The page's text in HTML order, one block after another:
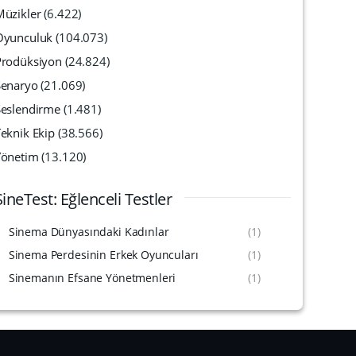
(6.422)
(104.073)
(24.824)
(21.069)
(1.481)
Ekip (38.566)
(13.120)
Eğlenceli Testler
Sinema Dünyasındaki Kadınlar
(1)
Sinema Perdesinin Erkek Oyuncuları
(1)
Sinemanın Efsane Yönetmenleri
(1)